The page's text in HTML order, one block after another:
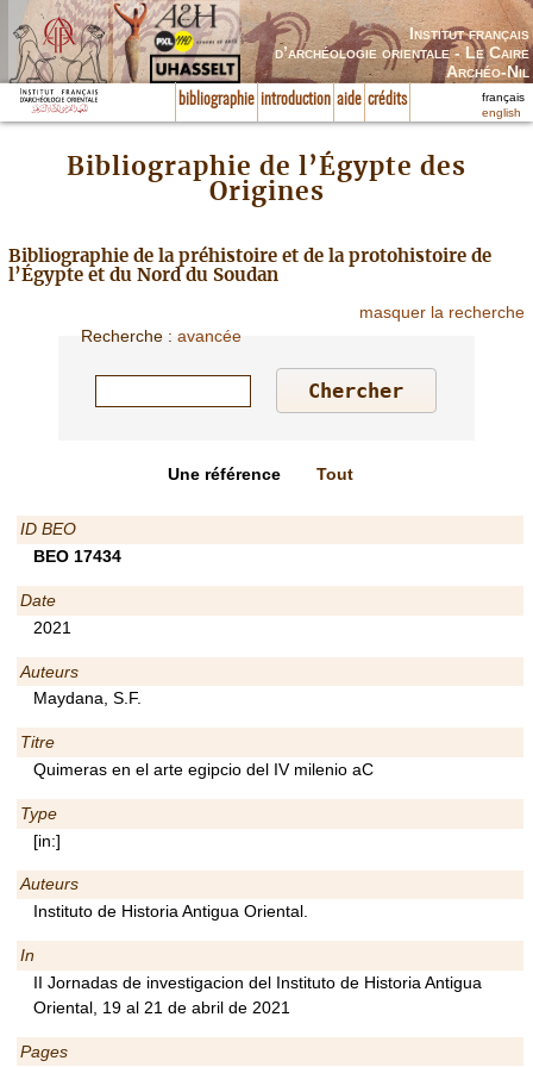
Institut français
d’archéologie orientale - Le Caire
Archéo-Nil
bibliographie introduction aide crédits
français
english
Bibliographie de l’Égypte des
Origines
Bibliographie de la préhistoire et de la protohistoire de
l’Égypte et du Nord du Soudan
masquer la recherche
Recherche :avancée
Une référence Tout
ID BEO
BEO 17434
Date
2021
Auteurs
Maydana, S.F.
Titre
Quimeras en el arte egipcio del IV milenio aC
Type
[in:]
Auteurs
Instituto de Historia Antigua Oriental.
In
II Jornadas de investigacion del Instituto de Historia Antigua
Oriental, 19 al 21 de abril de 2021
Pages